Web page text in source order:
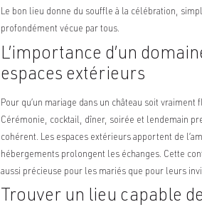
Le bon lieu donne du souffle à la célébration,
profondément vécue par tous.
L’importance d’un
espaces extérieurs
Pour qu’un mariage dans un château soit
Cérémonie, cocktail, dîner, soirée et lendemain
cohérent. Les espaces extérieurs apportent de
hébergements prolongent les échanges. Cette
aussi précieuse pour les mariés que pour leurs
Trouver un lieu capable